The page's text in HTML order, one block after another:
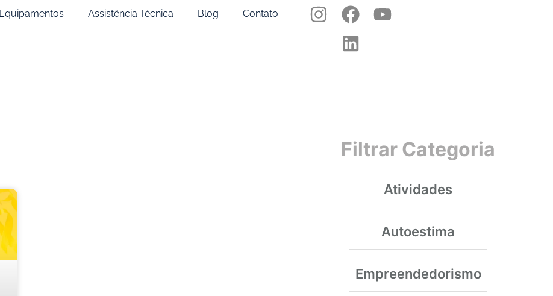
Equipamentos Assistência Técnica Blog Contato
Filtrar Categoria
Atividades
Autoestima
Empreendedorismo